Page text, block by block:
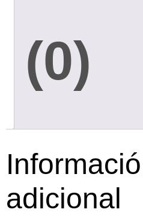
(0)
adicional